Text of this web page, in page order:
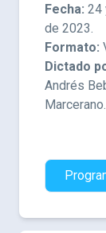
Fecha: 24
de 2023.
Formato:
Dictado
Andrés
Marcerano.